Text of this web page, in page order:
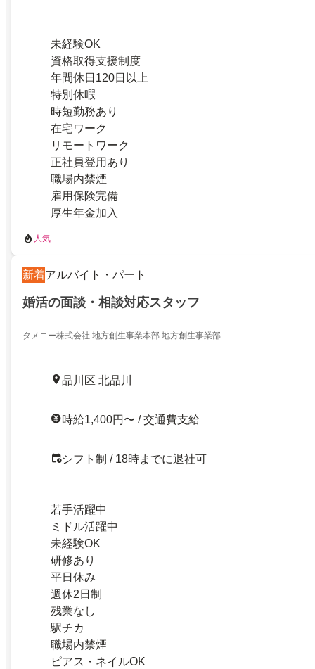
未経験OK
資格取得支援制度
年間休日120日以上
特別休暇
時短勤務あり
在宅ワーク
リモートワーク
正社員登用あり
職場内禁煙
雇用保険完備
厚生年金加入
人気
新着アルバイト・パート
婚活の面談・相談対応スタッフ
タメニー株式会社 地方創生事業本部 地方創生事業部
品川区 北品川
時給1,400円〜 / 交通費支給
シフト制 / 18時までに退社可
若手活躍中
ミドル活躍中
未経験OK
研修あり
平日休み
週休2日制
残業なし
駅チカ
職場内禁煙
ピアス・ネイルOK